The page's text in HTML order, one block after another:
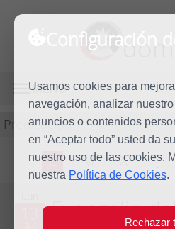
Configuración
Usamos cookies para
navegación, analizar
anuncios o contenidos
en “Aceptar todo” usted da
nuestro uso de las cookies.
nuestra Política de Cookies.
Rechazar
MENÚ
Predicación
L M X J
Evangelio